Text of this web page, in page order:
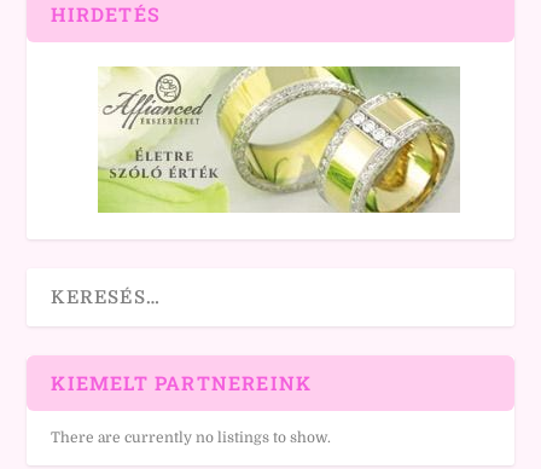
HIRDETÉS
KIEMELT PARTNEREINK
There are currently no listings to show.